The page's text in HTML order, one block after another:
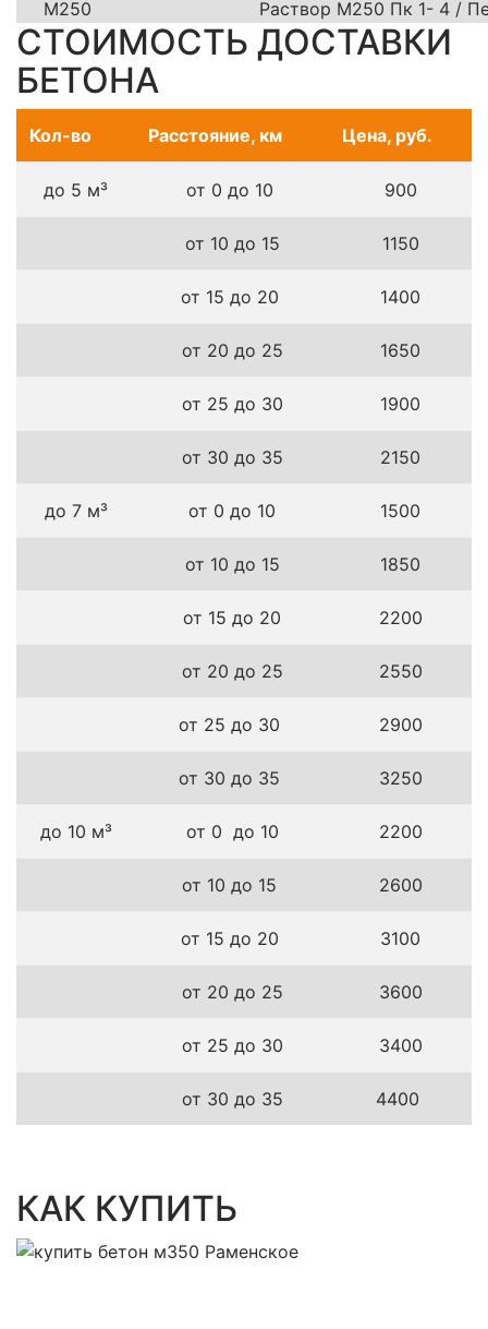
М250 Раствор М250 Пк 1- 4 /
СТОИМОСТЬ ДОСТАВКИ
БЕТОНА
Кол-во Расстояние, км Цена, руб.
до 5 м³ от 0 до 10 900
от 10 до 15 1150
от 15 до 20 1400
от 20 до 25 1650
от 25 до 30 1900
от 30 до 35 2150
до 7 м³ от 0 до 10 1500
от 10 до 15 1850
от 15 до 20 2200
от 20 до 25 2550
от 25 до 30 2900
от 30 до 35 3250
до 10 м³ от 0 до 10 2200
от 10 до 15 2600
от 15 до 20 3100
от 20 до 25 3600
от 25 до 30 3400
от 30 до 35 4400
КАК КУПИТЬ